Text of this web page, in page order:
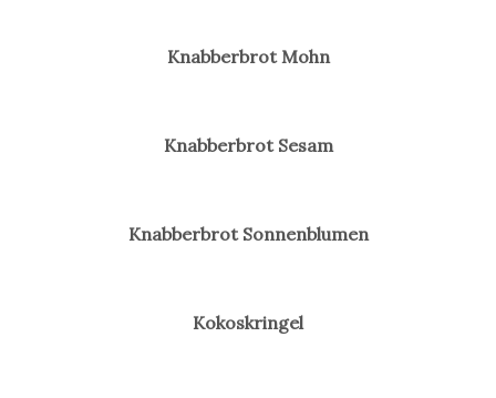
Knabberbrot Mohn
Knabberbrot Sesam
Knabberbrot Sonnenblumen
Kokoskringel